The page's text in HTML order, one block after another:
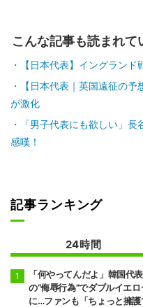
こんな記事も読まれて
【日本代表】イングラン
【日本代表｜英国遠征の
が激化
「男子代表にも欲しい」
感嘆！
記事ランキング
24時間
「何やってんだよ」韓国代
の“侮辱行為”でダブルイエ
に…ファンも「ちょっと擁護